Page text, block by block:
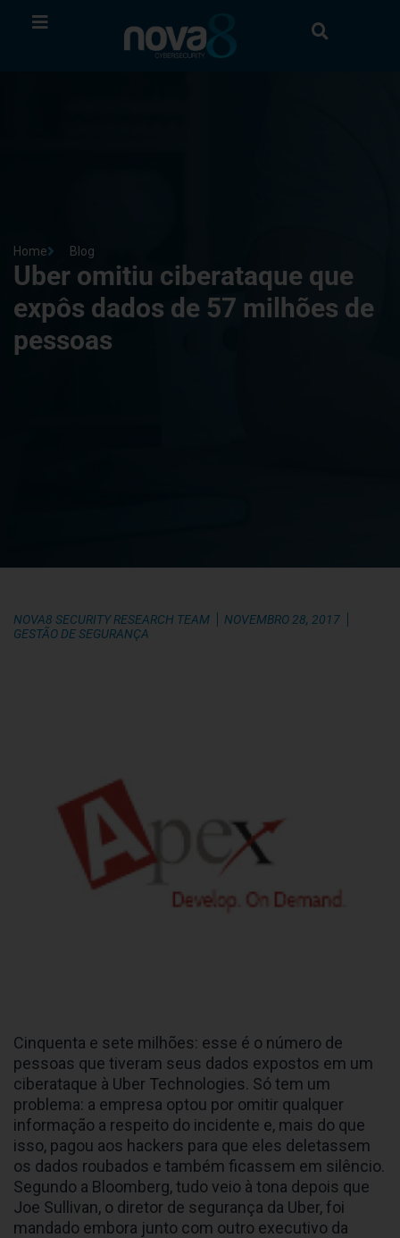
Home Blog
Uber omitiu ciberataque que
expôs dados de 57 milhões de
pessoas
NOVA8 SECURITY RESEARCH TEAM
NOVEMBRO 28, 2017
GESTÃO DE SEGURANÇA
Cinquenta e sete milhões: esse é o número de
pessoas que tiveram seus dados expostos em um
ciberataque à Uber Technologies. Só tem um
problema: a empresa optou por omitir qualquer
informação a respeito do incidente e, mais do que
isso, pagou aos hackers para que eles deletassem
os dados roubados e também ficassem em silêncio.
Segundo a Bloomberg, tudo veio à tona depois que
Joe Sullivan, o diretor de segurança da Uber, foi
mandado embora junto com outro executivo da